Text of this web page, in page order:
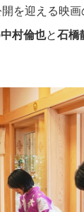
を迎える映
中村倫也と石橋